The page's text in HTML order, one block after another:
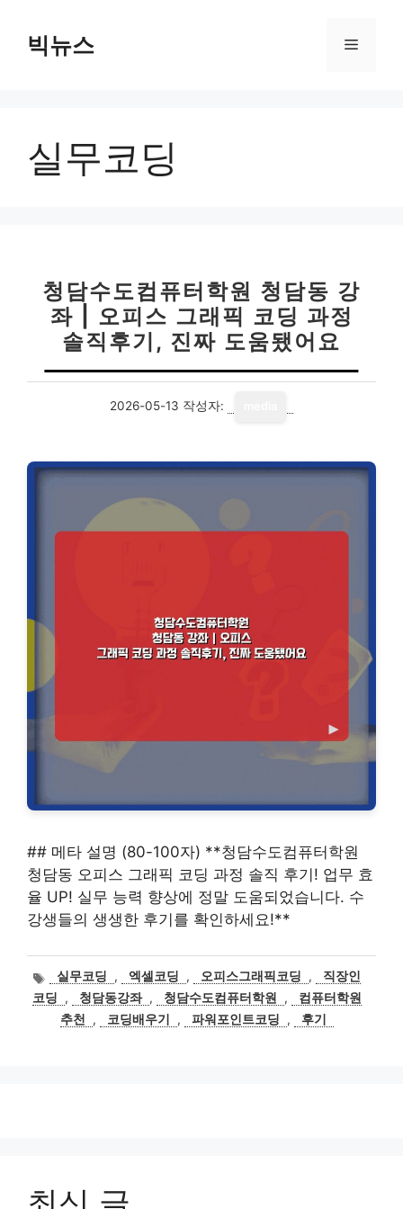
빅뉴스 메
실무코딩
청담수도컴퓨터학원 청담동 강
좌 | 오피스 그래픽 코딩 과정
솔직후기, 진짜 도움됐어요
2026-05-13 작성자:
## 메타 설명 (80-100자) **청담수도컴퓨터학원
청담동 오피스 그래픽 코딩 과정 솔직 후기! 업무 효
율 UP! 실무 능력 향상에 정말 도움되었습니다. 수
강생들의 생생한 후기를 확인하세요!**
태
그
실무코딩 , 엑셀코딩 , 오피스그래픽코딩 ,
직장인
코딩
, 청담동강좌 , 청담수도컴퓨터학원 ,
컴퓨터학원
추천
, 코딩배우기 , 파워포인트코딩 , 후기